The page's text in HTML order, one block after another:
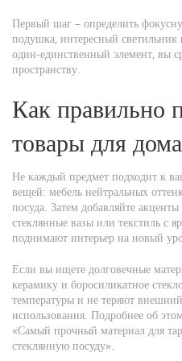
Первый шаг – определить
подушка, интересный
один‑единственный элемент, вы
пространству.
Как правильно
товары для дома
Не каждый предмет подходит к
вещей: мебель нейтральных
посуда. Затем добавляйте
стеклянные вазы или текстиль с
поднимают интерьер на новый
Если вы ищете долговечные
керамику и боросиликатное
температуры и не теряют
использования. Подробнее об
«Самый прочный материал для
стеклянную посуду».